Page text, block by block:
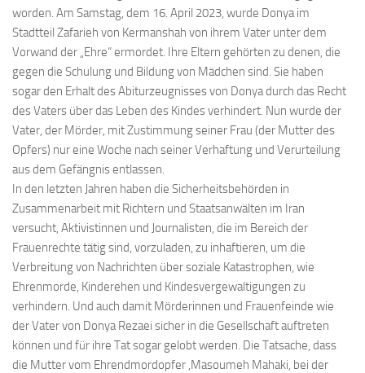
worden. Am Samstag, dem 16. April 2023, wurde Donya im
Stadtteil Zafarieh von Kermanshah von ihrem Vater unter dem
Vorwand der „Ehre“ ermordet. Ihre Eltern gehörten zu denen, die
gegen die Schulung und Bildung von Mädchen sind. Sie haben
sogar den Erhalt des Abiturzeugnisses von Donya durch das Recht
des Vaters über das Leben des Kindes verhindert. Nun wurde der
Vater, der Mörder, mit Zustimmung seiner Frau (der Mutter des
Opfers) nur eine Woche nach seiner Verhaftung und Verurteilung
aus dem Gefängnis entlassen.
In den letzten Jahren haben die Sicherheitsbehörden in
Zusammenarbeit mit Richtern und Staatsanwälten im Iran
versucht, Aktivistinnen und Journalisten, die im Bereich der
Frauenrechte tätig sind, vorzuladen, zu inhaftieren, um die
Verbreitung von Nachrichten über soziale Katastrophen, wie
Ehrenmorde, Kinderehen und Kindesvergewaltigungen zu
verhindern. Und auch damit Mörderinnen und Frauenfeinde wie
der Vater von Donya Rezaei sicher in die Gesellschaft auftreten
können und für ihre Tat sogar gelobt werden. Die Tatsache, dass
die Mutter vom Ehrendmordopfer ,Masoumeh Mahaki, bei der